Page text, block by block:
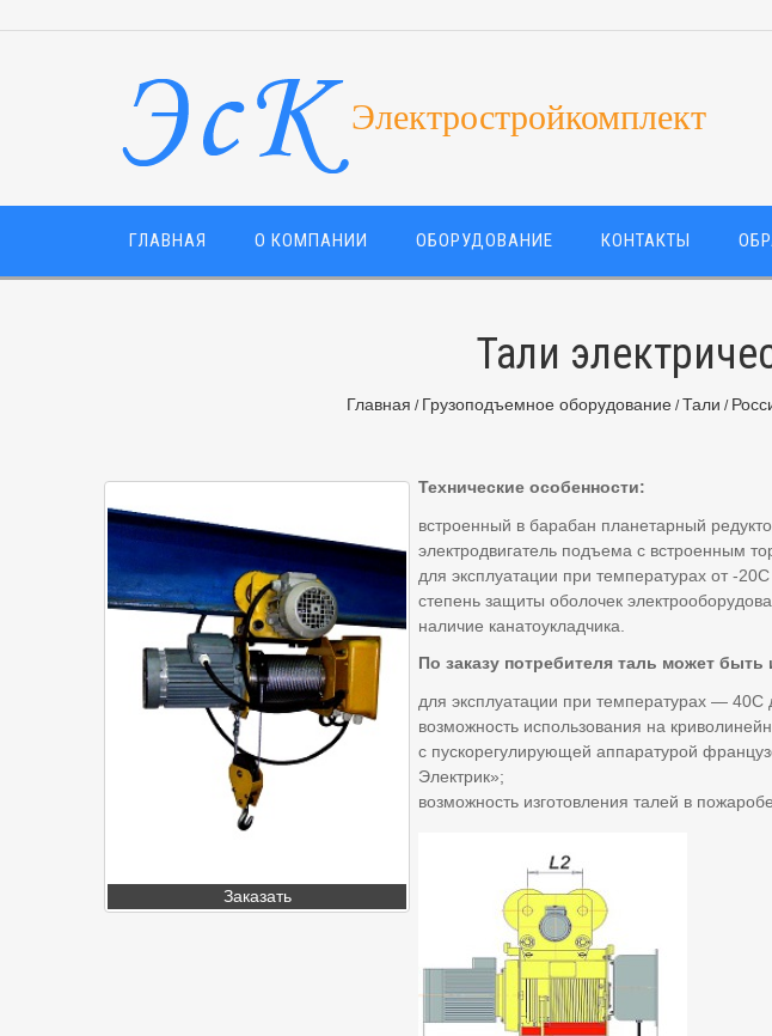
Электростройкомплект
ГЛАВНАЯ О КОМПАНИИ ОБОРУДОВАНИЕ КОНТАКТЫ
Тали
Главная Грузоподъемное оборудование Тали
Заказать
Технические особенности:
встроенный в барабан планетарный
электродвигатель подъема с встроенным
для эксплуатации при температурах от -
степень защиты оболочек
наличие канатоукладчика.
По заказу потребителя таль может быть
для эксплуатации при температурах — 40С
возможность использования на
с пускорегулирующей аппаратурой
Электрик»;
возможность изготовления талей в